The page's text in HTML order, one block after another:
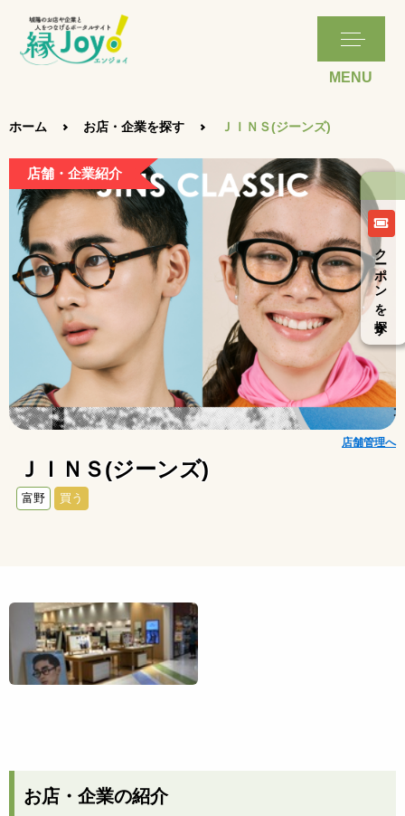
クーポンを探す
ホーム お店・企業を探す ＪＩＮＳ(ジーンズ)
店舗・企業紹介
店舗管理へ
ＪＩＮＳ(ジーンズ)
富野 買う
お店・企業の紹介